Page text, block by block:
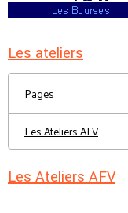
Les ateliers
Pages
Les Ateliers AFV
Les Ateliers AFV